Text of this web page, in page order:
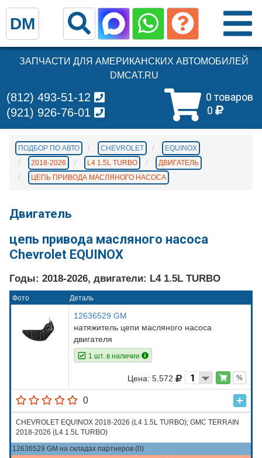
ЗАПЧАСТИ ДЛЯ АМЕРИКАНСКИХ АВТОМОБИЛЕЙ
DMCAT.RU
0 товаров
0
(812) 493-51-12
(921) 926-76-01
ПОДБОР ПО АВТО CHEVROLET
EQUINOX
2018-2026
L4 1.5L TURBO
ДВИГАТЕЛЬ
ЦЕПЬ ПРИВОДА МАСЛЯНОГО НАСОСА
Двигатель
цепь привода масляного насоса
Chevrolet EQUINOX
Годы: 2018-2026, двигатели: L4 1.5L TURBO
Фото Деталь
12636529 GM
натяжитель цепи масляного насоса
двигателя
1 шт. в наличии
Цена: 5.572 %
0
CHEVROLET EQUINOX 2018-2026 (L4 1.5L TURBO); GMC TERRAIN
2018-2026 (L4 1.5L TURBO)
12636529 GM на складах партнеров (0)
DM